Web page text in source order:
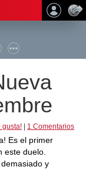
gusta! 1 Comentarios
Es el primer
este duelo.
y